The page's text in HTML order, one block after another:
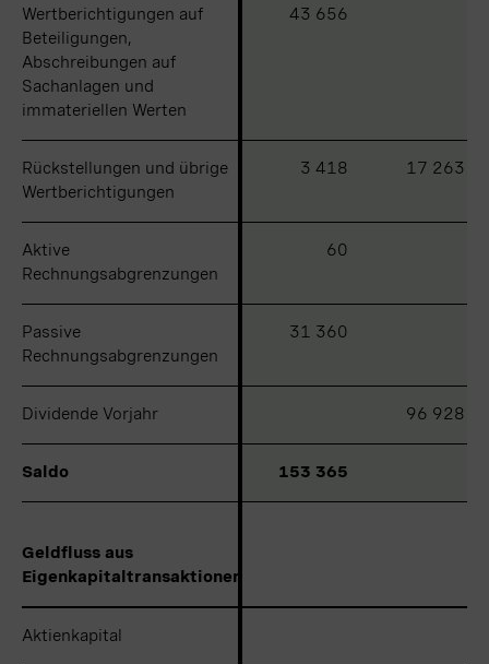
Wertberichtigungen auf
Beteiligungen,
Abschreibungen auf
Sachanlagen und
immateriellen Werten
43 656
Rückstellungen und übrige
Wertberichtigungen
3 418 17 263
Aktive
Rechnungsabgrenzungen
60
Passive
Rechnungsabgrenzungen
31 360
Dividende Vorjahr 96 928
Saldo 153 365
Geldfluss aus
Eigenkapitaltransaktionen
Aktienkapital
Wertberichtigungen auf
Beteiligungen,
Abschreibungen auf
Sachanlagen und
immateriellen Werten
Rückstellungen und übrige
Wertberichtigungen
Aktive
Rechnungsabgrenzungen
Passive
Rechnungsabgrenzungen
Dividende Vorjahr
Saldo
Geldfluss aus
Eigenkapitaltransaktionen
Aktienkapital